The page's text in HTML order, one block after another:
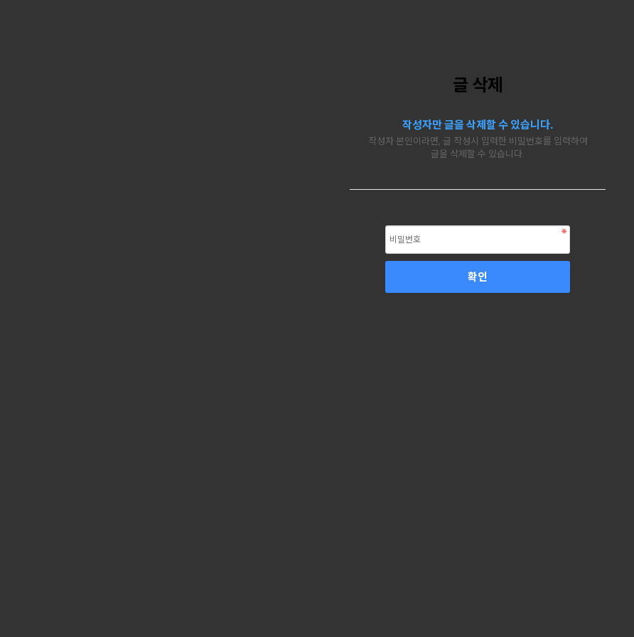
글 삭제
작성자만 글을 삭제할 수 있습니다.
작성자 본인이라면, 글 작성시 입력한 비밀번호를 입력하여
글을 삭제할 수 있습니다.